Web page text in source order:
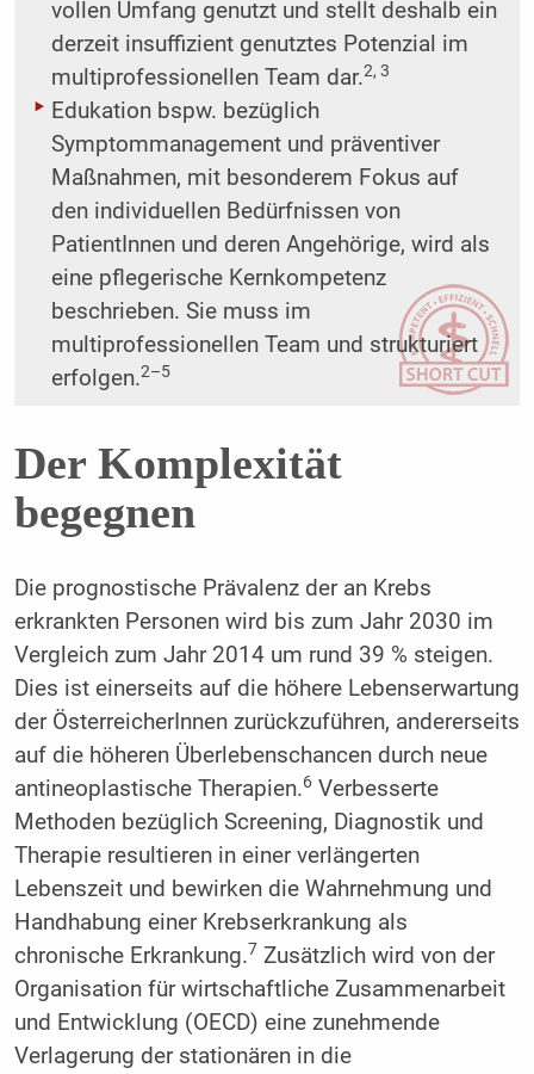
vollen Umfang genutzt und stellt deshalb ein
derzeit insuffizient genutztes Potenzial im
multiprofessionellen Team dar.2, 3
Edukation bspw. bezüglich
Symptommanagement und präventiver
Maßnahmen, mit besonderem Fokus auf
den individuellen Bedürfnissen von
PatientInnen und deren Angehörige, wird als
eine pflegerische Kernkompetenz
beschrieben. Sie muss im
multiprofessionellen Team und strukturiert
erfolgen.2–5
Der Komplexität
begegnen
Die prognostische Prävalenz der an Krebs
erkrankten Personen wird bis zum Jahr 2030 im
Vergleich zum Jahr 2014 um rund 39 % steigen.
Dies ist einerseits auf die höhere Lebenserwartung
der ÖsterreicherInnen zurückzuführen, andererseits
auf die höheren Überlebenschancen durch neue
antineoplastische Therapien.6Verbesserte
Methoden bezüglich Screening, Diagnostik und
Therapie resultieren in einer verlängerten
Lebenszeit und bewirken die Wahrnehmung und
Handhabung einer Krebserkrankung als
chronische Erkrankung.7 Zusätzlich wird von der
Organisation für wirtschaftliche Zusammenarbeit
und Entwicklung (OECD) eine zunehmende
Verlagerung der stationären in die